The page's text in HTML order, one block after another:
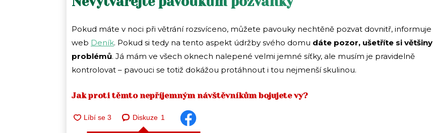
Pokud máte v noci při větrání rozsvíceno, můžete pavouky nechtěně pozvat dovnitř, informuje
web Deník. Pokud si tedy na tento aspekt údržby svého domu dáte pozor, ušetříte si většiny
problémů. Já mám ve všech oknech nalepené velmi jemné síťky, ale musím je pravidelně
kontrolovat – pavouci se totiž dokážou protáhnout i tou nejmenší skulinou.
Jak proti těmto nepříjemným návštěvníkům bojujete vy?
Diskuze 1